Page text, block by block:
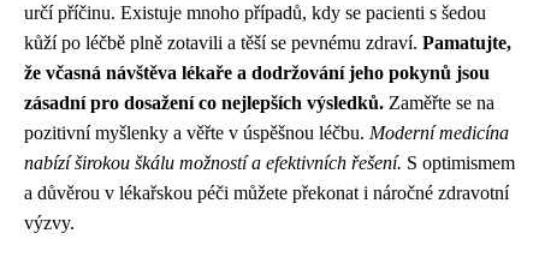
určí příčinu. Existuje mnoho případů, kdy se pacienti s šedou
kůží po léčbě plně zotavili a těší se pevnému zdraví. Pamatujte,
že včasná návštěva lékaře a dodržování jeho pokynů jsou
zásadní pro dosažení co nejlepších výsledků. Zaměřte se na
pozitivní myšlenky a věřte v úspěšnou léčbu. Moderní medicína
nabízí širokou škálu možností a efektivních řešení. S optimismem
a důvěrou v lékařskou péči můžete překonat i náročné zdravotní
výzvy.